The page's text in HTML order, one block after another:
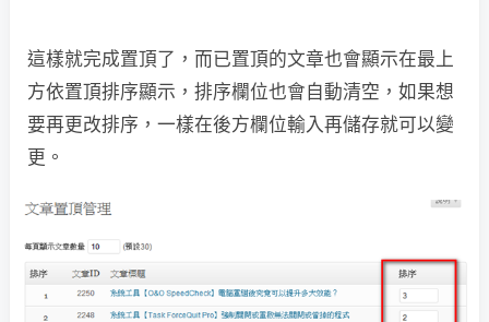
這樣就完成置頂了，而已置頂的文章也會顯示在最上
方依置頂排序顯示，排序欄位也會自動清空，如果想
要再更改排序，一樣在後方欄位輸入再儲存就可以變
更。